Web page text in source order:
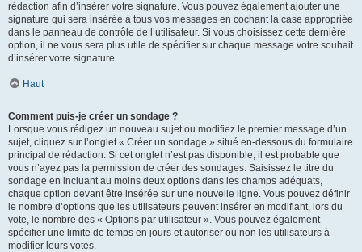
rédaction afin d’insérer votre signature. Vous pouvez également ajouter une
signature qui sera insérée à tous vos messages en cochant la case appropriée
dans le panneau de contrôle de l’utilisateur. Si vous choisissez cette dernière
option, il ne vous sera plus utile de spécifier sur chaque message votre souhait
d’insérer votre signature.
Haut
Comment puis-je créer un sondage ?
Lorsque vous rédigez un nouveau sujet ou modifiez le premier message d’un
sujet, cliquez sur l’onglet « Créer un sondage » situé en-dessous du formulaire
principal de rédaction. Si cet onglet n’est pas disponible, il est probable que
vous n’ayez pas la permission de créer des sondages. Saisissez le titre du
sondage en incluant au moins deux options dans les champs adéquats,
chaque option devant être insérée sur une nouvelle ligne. Vous pouvez définir
le nombre d’options que les utilisateurs peuvent insérer en modifiant, lors du
vote, le nombre des « Options par utilisateur ». Vous pouvez également
spécifier une limite de temps en jours et autoriser ou non les utilisateurs à
modifier leurs votes.